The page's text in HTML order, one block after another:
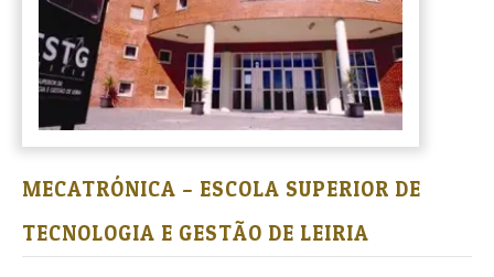
MECATRÓNICA – ESCOLA SUPERIOR DE
TECNOLOGIA E GESTÃO DE LEIRIA